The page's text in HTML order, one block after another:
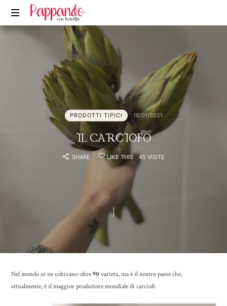
Pappando.it
PRODOTTI TIPICI 18/01/2021
IL CARCIOFO
SHARE LIKE THIS 45 VISITE
Nel mondo se ne coltivano oltre90varietà, ma è il nostro paese che,
attualmente, è il maggior produttore mondiale di carciofi.